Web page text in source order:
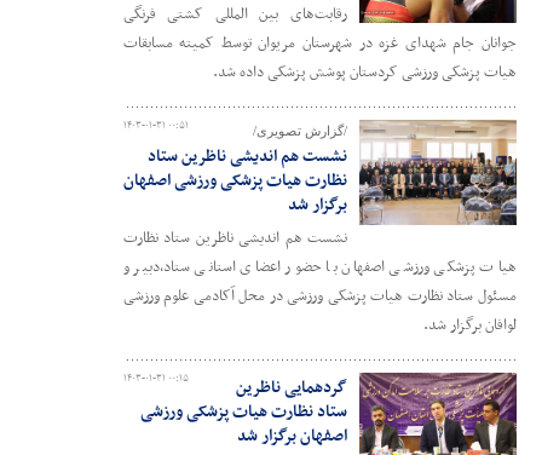
رقابت‌های بین المللی کشتی فرنگی
جوانان جام شهدای غزه در شهرستان مریوان توسط کمیته مسابقات
هیات پزشکی ورزشی کردستان پوشش پزشکی داده شد.
۱۴۰۳-۰۱-۳۱ ۰۰:۵۱ /گزارش تصویری/
نشست هم اندیشی ناظرین ستاد
نظارت هیات پزشکی ورزشی اصفهان
برگزار شد
نشست هم اندیشی ناظرین ستاد نظارت
هیات پزشکی ورزشی اصفهان با حضور اعضای استانی ستاد،دبیر و
مسئول ستاد نظارت هیات پزشکی ورزشی در محل آکادمی علوم ورزشی
لوافان برگزار شد.
۱۴۰۳-۰۱-۳۱ ۰۰:۱۵
گردهمایی ناظرین
ستاد نظارت هیات پزشکی ورزشی
اصفهان برگزار شد